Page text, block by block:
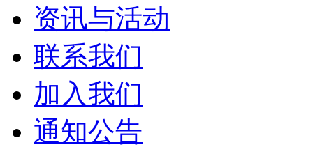
资讯与活动
联系我们
加入我们
通知公告